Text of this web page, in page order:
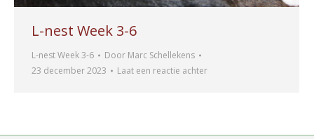
L-nest Week 3-6
L-nest Week 3-6 Door Marc Schellekens
23 december 2023
Laat een reactie achter